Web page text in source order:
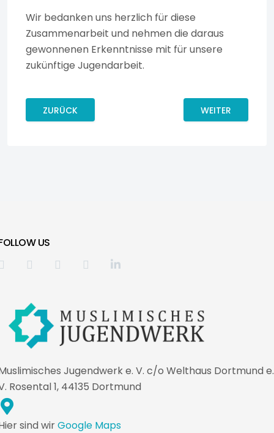
Wir bedanken uns herzlich für diese
Zusammenarbeit und nehmen die daraus
gewonnenen Erkenntnisse mit für unsere
zukünftige Jugendarbeit.
VORHERIGER BEITRAG: AKTIONSTAG GEGEN
ZURÜCK NÄCHSTER
WEITER
US
Jugendwerk e. V. c/o Welthaus Dortmund e.
Rosental 1, 44135 Dortmund
sind wirGoogle Maps